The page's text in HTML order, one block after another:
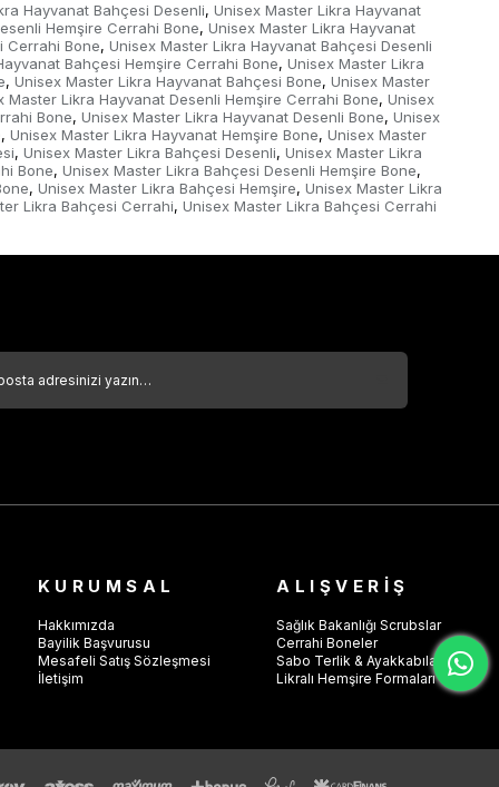
Hayvanat Bahçesi Desenli, Unisex Master Likra Hayvanat
Hemşire Cerrahi Bone, Unisex Master Likra Hayvanat
Cerrahi Bone, Unisex Master Likra Hayvanat Bahçesi Desenli
Bahçesi Hemşire Cerrahi Bone, Unisex Master Likra
, Unisex Master Likra Hayvanat Bahçesi Bone, Unisex Master
Master Likra Hayvanat Desenli Hemşire Cerrahi Bone, Unisex
Bone, Unisex Master Likra Hayvanat Desenli Bone, Unisex
, Unisex Master Likra Hayvanat Hemşire Bone, Unisex Master
, Unisex Master Likra Bahçesi Desenli, Unisex Master Likra
Bone, Unisex Master Likra Bahçesi Desenli Hemşire Bone,
, Unisex Master Likra Bahçesi Hemşire, Unisex Master Likra
Likra Bahçesi Cerrahi, Unisex Master Likra Bahçesi Cerrahi
KURUMSAL
Hakkımızda
Bayilik Başvurusu
Mesafeli Satış Sözleşmesi
İletişim
ALIŞVERİŞ
Sağlık Bakanlığı Scrubslar
Cerrahi Boneler
Sabo Terlik & Ayakkabılar
Likralı Hemşire Formaları